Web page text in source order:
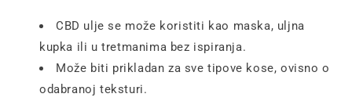
CBD ulje se može koristiti kao maska, uljna
kupka ili u tretmanima bez ispiranja.
Može biti prikladan za sve tipove kose, ovisno o
odabranoj teksturi.